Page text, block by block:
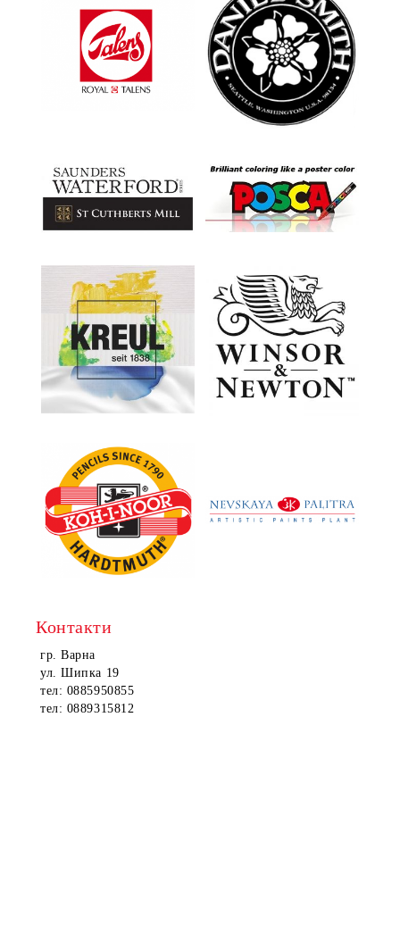
Контакти
гр. Варна
ул. Шипка 19
тел: 0885950855
тел: 0889315812